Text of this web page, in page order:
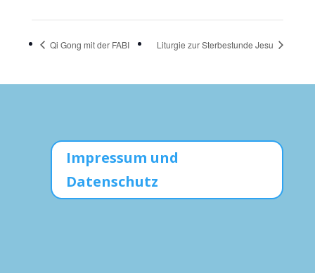
Qi Gong mit der FABI Liturgie zur Sterbestunde Jesu
Impressum und
Datenschutz